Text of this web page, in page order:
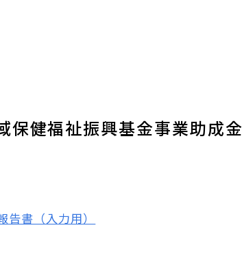
保健福祉振興基金事業助成金
書（入力用）